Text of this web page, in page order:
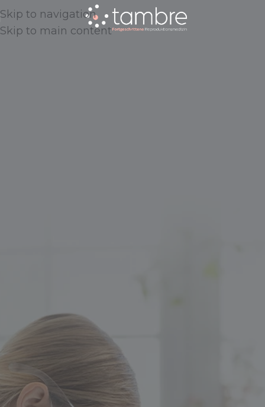
Skip to navigation
Skip to main content